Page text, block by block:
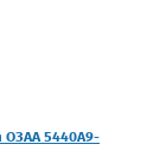
ОЗАА 5440A9-